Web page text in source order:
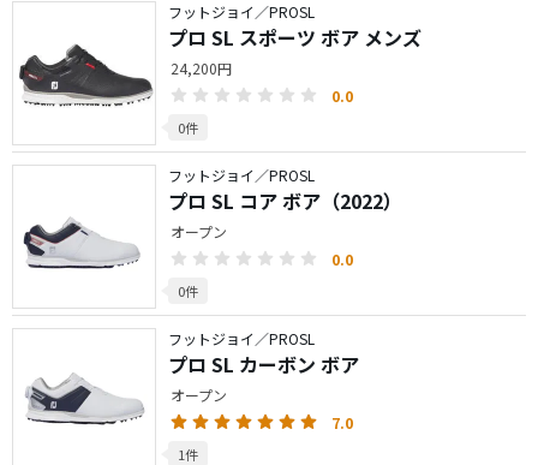
フットジョイ／PROSL
プロ SL スポーツ ボア メンズ
24,200円
0.0
0件
フットジョイ／PROSL
プロ SL コア ボア（2022）
オープン
0.0
0件
フットジョイ／PROSL
プロ SL カーボン ボア
オープン
7.0
1件